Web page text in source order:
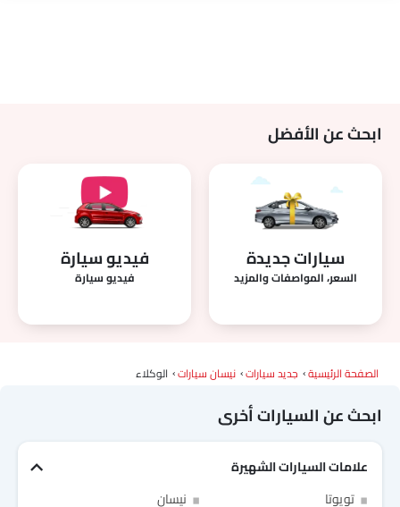
ابحث عن الأفضل
سيارات جديدة
السعر، المواصفات والمزيد
فيديو سيارة
فيديو سيارة
الصفحة الرئيسية جديد سيارات نيسان سيارات الوكلاء
ابحث عن السيارات أخرى
علامات السيارات الشهيرة
تويوتا
نيسان
Link Your Facebook Account